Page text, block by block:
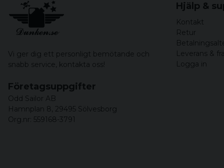
Vi ger dig ett personligt bemötande och
snabb service, kontakta oss!
Hjälp &
Kontakt
Retur
Leverans &
Logga in
Företagsuppgifter
Odd Sailor AB
Hamnplan 8, 29495 Sölvesborg
Org.nr: 559168-3791